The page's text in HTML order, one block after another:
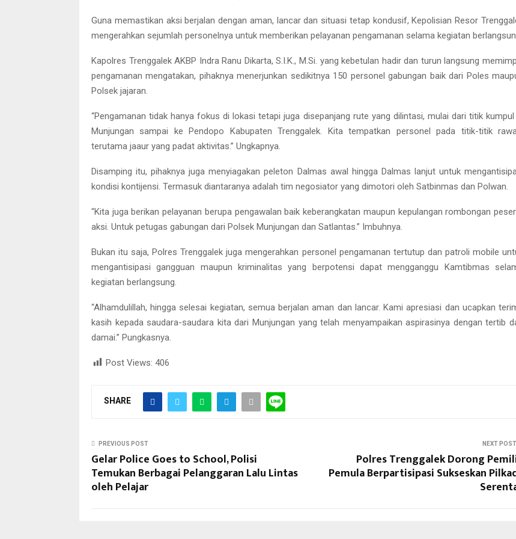
Guna memastikan aksi berjalan dengan aman, lancar dan situasi tetap kondusif, Kepolisian Resor
mengerahkan sejumlah personelnya untuk memberikan pelayanan pengamanan selama kegiatan
Kapolres Trenggalek AKBP Indra Ranu Dikarta, S.I.K., M.Si. yang kebetulan hadir dan turun langsung
pengamanan mengatakan, pihaknya menerjunkan sedikitnya 150 personel gabungan baik dari Poles
Polsek jajaran.
“Pengamanan tidak hanya fokus di lokasi tetapi juga disepanjang rute yang dilintasi, mulai dari titik kumpul
Munjungan sampai ke Pendopo Kabupaten Trenggalek. Kita tempatkan personel pada titik-titik
terutama jaaur yang padat aktivitas.” Ungkapnya.
Disamping itu, pihaknya juga menyiagakan peleton Dalmas awal hingga Dalmas lanjut untuk
kondisi kontijensi. Termasuk diantaranya adalah tim negosiator yang dimotori oleh Satbinmas dan Polwan.
“Kita juga berikan pelayanan berupa pengawalan baik keberangkatan maupun kepulangan rombongan
aksi. Untuk petugas gabungan dari Polsek Munjungan dan Satlantas.” Imbuhnya.
Bukan itu saja, Polres Trenggalek juga mengerahkan personel pengamanan tertutup dan patroli mobile
mengantisipasi gangguan maupun kriminalitas yang berpotensi dapat mengganggu Kamtibmas
kegiatan berlangsung.
“Alhamdulillah, hingga selesai kegiatan, semua berjalan aman dan lancar. Kami apresiasi dan ucapkan
kasih kepada saudara-saudara kita dari Munjungan yang telah menyampaikan aspirasinya dengan tertib
damai.” Pungkasnya.
Post Views: 406
SHARE
PREVIOUS POST
Gelar Police Goes to School, Polisi
Temukan Berbagai Pelanggaran Lalu Lintas
oleh Pelajar
NEXT POST
Polres Trenggalek Dorong
Pemula Berpartisipasi Sukseskan